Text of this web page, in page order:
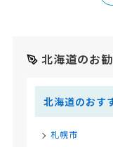
北海道のお
北海道のおす
札幌市